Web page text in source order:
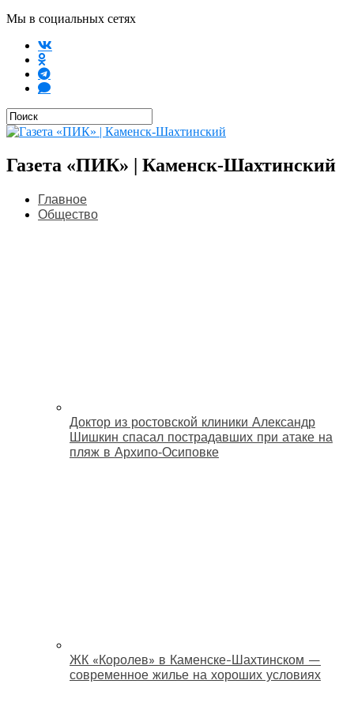
Мы в социальных сетях
Газета «ПИК» | Каменск-Шахтинский
Главное
Общество
Доктор из ростовской клиники Александр
Шишкин спасал пострадавших при атаке на
пляж в Архипо‑Осиповке
ЖК «Королев» в Каменске-Шахтинском —
современное жилье на хороших условиях